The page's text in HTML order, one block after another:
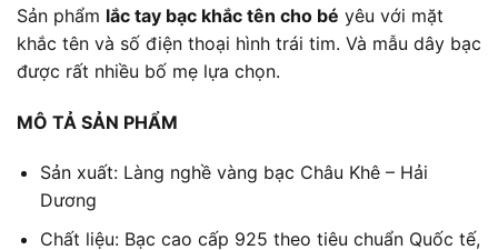
Sản phẩm lắc tay bạc khắc tên cho bé yêu với mặt
khắc tên và số điện thoại hình trái tim. Và mẫu dây bạc
được rất nhiều bố mẹ lựa chọn.
MÔ TẢ SẢN PHẨM
Sản xuất: Làng nghề vàng bạc Châu Khê – Hải
Dương
Chất liệu: Bạc cao cấp 925 theo tiêu chuẩn Quốc tế,